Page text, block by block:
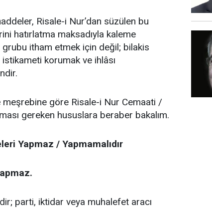
Risale-i Nur’dan süzülen bu
hatırlatma maksadıyla kaleme
grubu itham etmek için değil; bilakis
korumak ve ihlâsı
meşrebine göre Risale-i Nur Cemaati /
gereken hususlara beraber bakalım.
Yapmaz / Yapmamalıdır
parti, iktidar veya muhalefet aracı